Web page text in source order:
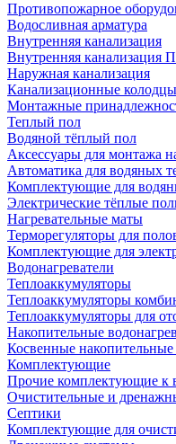
Противопожарное
Водосливная арматура
Внутренняя канализация
Внутренняя канализация
Наружная канализация
Канализационные
Монтажные
Теплый пол
Водяной тёплый пол
Аксессуары для монтажа
Автоматика для водяных
Комплектующие для
Электрические тёплые
Нагревательные маты
Терморегуляторы для
Комплектующие для
Водонагреватели
Теплоаккумуляторы
Теплоаккумуляторы
Теплоаккумуляторы для
Накопительные
Косвенные накопительные
Комплектующие
Прочие комплектующие к
Очистительные и
Септики
Комплектующие для